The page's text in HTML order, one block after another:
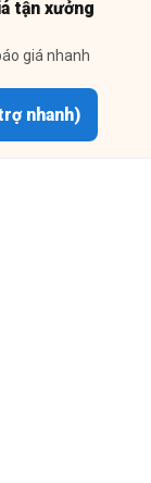
tận xưởng
giá nhanh
nhanh)